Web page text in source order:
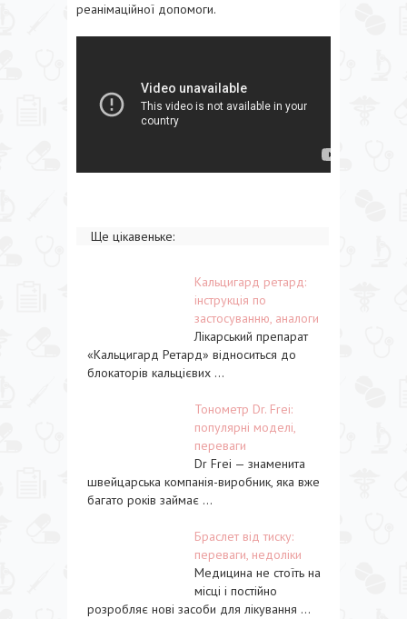
реанімаційної допомоги.
Ще цікавеньке:
Кальцигард ретард:
інструкція по
застосуванню, аналоги
Лікарський препарат
«Кальцигард Ретард» відноситься до
блокаторів кальцієвих ...
Тонометр Dr. Frei:
популярні моделі,
переваги
Dr Frei — знаменита
швейцарська компанія-виробник, яка вже
багато років займає ...
Браслет від тиску:
переваги, недоліки
Медицина не стоїть на
місці і постійно
розробляє нові засоби для лікування ...